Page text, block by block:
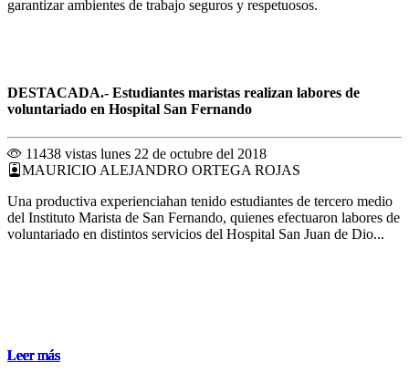
Leer más
Leer más
Leer más
Leer más
garantizar ambientes de trabajo seguros y respetuosos.
Leer más
DESTACADA.- Estudiantes maristas realizan labores de
voluntariado en Hospital San Fernando
11438 vistas lunes 22 de octubre del 2018
MAURICIO ALEJANDRO ORTEGA ROJAS
Una productiva experienciahan tenido estudiantes de tercero medio
del Instituto Marista de San Fernando, quienes efectuaron labores de
voluntariado en distintos servicios del Hospital San Juan de Dio...
Leer más
Leer más
Leer más
Leer más
Leer más
Leer más
Leer más